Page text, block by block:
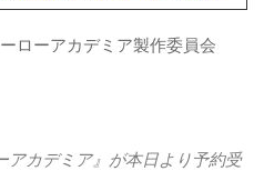
ローアカデミア製作委員会
アカデミア』が本日より予約受